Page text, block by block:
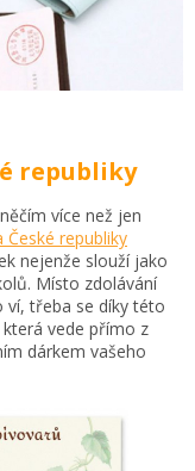
republiky
více než jen
České republiky
nejenže slouží jako
Místo zdolávání
ví, třeba se díky této
vede přímo z
dárkem vašeho